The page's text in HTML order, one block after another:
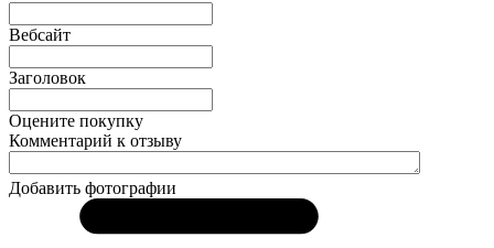
Вебсайт
Заголовок
Оцените покупку
Комментарий к отзыву
Добавить фотографии